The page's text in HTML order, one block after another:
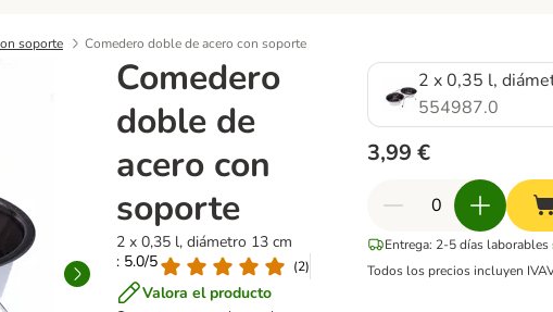
soporte Comedero doble de acero con soporte
Comedero
doble de
acero con
soporte
2 x 0,35 l, diámetro 13 cm
: 5.0/5
(2)
Valora el producto
2 x 0,35 l,
554987.0
3,99 €
Entrega: 2-5 días laborables
Todos los precios incluyen IVA